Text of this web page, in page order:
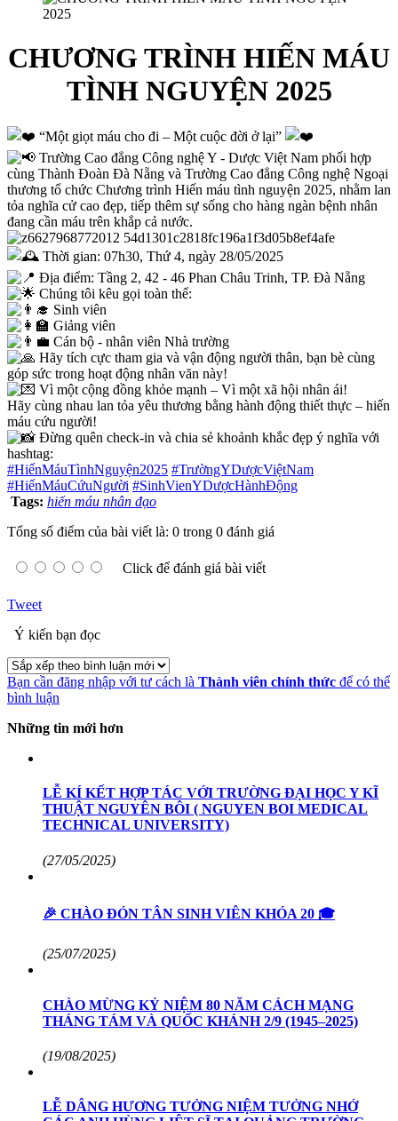
CHƯƠNG TRÌNH HIẾN MÁU
TÌNH NGUYỆN 2025
“Một giọt máu cho đi – Một cuộc đời ở lại”
Trường Cao đẳng Công nghệ Y - Dược Việt Nam phối hợp
cùng Thành Đoàn Đà Nẵng và Trường Cao đẳng Công nghệ Ngoại
thương tổ chức Chương trình Hiến máu tình nguyện 2025, nhằm lan
tỏa nghĩa cử cao đẹp, tiếp thêm sự sống cho hàng ngàn bệnh nhân
đang cần máu trên khắp cả nước.
Thời gian: 07h30, Thứ 4, ngày 28/05/2025
Địa điểm: Tầng 2, 42 - 46 Phan Châu Trinh, TP. Đà Nẵng
Chúng tôi kêu gọi toàn thể:
Sinh viên
Giảng viên
Cán bộ - nhân viên Nhà trường
Hãy tích cực tham gia và vận động người thân, bạn bè cùng
góp sức trong hoạt động nhân văn này!
Vì một cộng đồng khỏe mạnh – Vì một xã hội nhân ái!
Hãy cùng nhau lan tỏa yêu thương bằng hành động thiết thực – hiến
máu cứu người!
Đừng quên check-in và chia sẻ khoảnh khắc đẹp ý nghĩa với
hashtag:
#HiếnMáuTìnhNguyện2025 #TrườngYDượcViệtNam
#HiếnMáuCứuNgười #SinhVienYDượcHànhĐộng
Tags: hiến máu nhân đạo
Tổng số điểm của bài viết là: 0 trong 0 đánh giá
Click để đánh giá bài viết
Tweet
Ý kiến bạn đọc
Bạn cần đăng nhập với tư cách là Thành viên chính thức để có thể
bình luận
Những tin mới hơn
LỄ KÍ KẾT HỢP TÁC VỚI TRƯỜNG ĐẠI HỌC Y KĨ
THUẬT NGUYÊN BÔI ( NGUYEN BOI MEDICAL
TECHNICAL UNIVERSITY)
(27/05/2025)
🎉 CHÀO ĐÓN TÂN SINH VIÊN KHÓA 20 🎓
(25/07/2025)
CHÀO MỪNG KỶ NIỆM 80 NĂM CÁCH MẠNG
THÁNG TÁM VÀ QUỐC KHÁNH 2/9 (1945–2025)
(19/08/2025)
LỄ DÂNG HƯƠNG TƯỞNG NIỆM TƯỞNG NHỚ